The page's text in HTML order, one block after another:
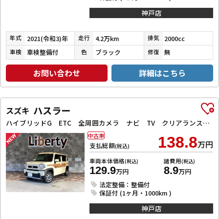
神戸店
年式 2021(令和3)年 走行 4.2万km 排気 2000cc
車検 車検整備付 色 ブラック 修復 無
お問い合わせ 詳細はこちら
スズキ ハスラー
ハイブリッドG ETC 全周囲カメラ ナビ TV クリアランスソナー オートクルーズコントロール レーンアシスト 衝突被害軽減システム オートライト スマートキー アイドリングストップ
支払総額(税込) 138.8万円
車両本体価格(税込)
129.9万円
諸費用(税込)
8.9万円
法定整備：整備付
保証付 (1ヶ月・1000km )
中古車
神戸店